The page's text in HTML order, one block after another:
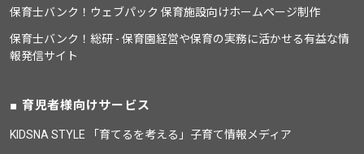
保育士バンク！ウェブパック 保育施設向けホームページ制作
保育士バンク！総研 - 保育園経営や保育の実務に活かせる有益な情
報発信サイト
育児者様向けサービス
KIDSNA STYLE 「育てるを考える」子育て情報メディア